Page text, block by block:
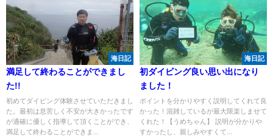
海日記
満足して終わることができまし
た!!
初めてダイビング体験させていただきまし
た。最初は息苦しく不安が大きかったです
が適確に優しく指導して頂くことができ、
満足して終わることができま...
海日記
初ダイビング良い思い出になり
ました！
ポイントを分かりやすく説明してくれて良
かった！混雑しているが最大限楽しませて
くれた！【うめちゃん】 説明が分かりや
すかったし、親しみやすくて...